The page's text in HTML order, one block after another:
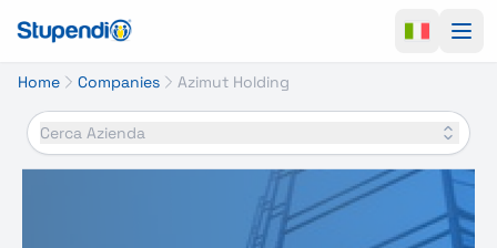
Home Companies Azimut Holding
Cerca Azienda